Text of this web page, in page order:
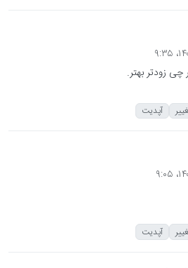
چی زودتر بهتر.
آپدیت
آپدیت